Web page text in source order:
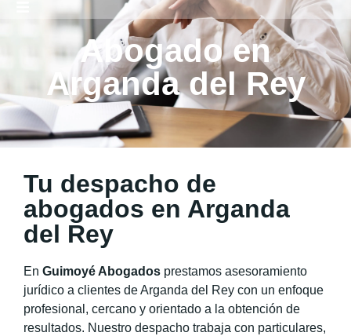
Abogado en
Arganda del Rey
Tu despacho de
abogados en Arganda
del Rey
En Guimoyé Abogados prestamos asesoramiento
jurídico a clientes de Arganda del Rey con un enfoque
profesional, cercano y orientado a la obtención de
resultados. Nuestro despacho trabaja con particulares,